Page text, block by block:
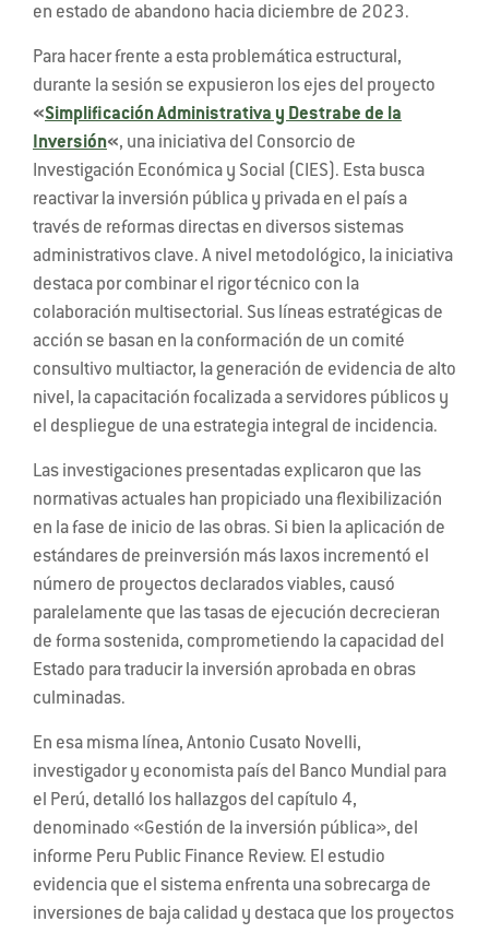
en estado de abandono hacia diciembre de 2023.
Para hacer frente a esta problemática estructural,
durante la sesión se expusieron los ejes del proyecto
«Simplificación Administrativa y Destrabe de la
Inversión«, una iniciativa del Consorcio de
Investigación Económica y Social (CIES). Esta busca
reactivar la inversión pública y privada en el país a
través de reformas directas en diversos sistemas
administrativos clave. A nivel metodológico, la iniciativa
destaca por combinar el rigor técnico con la
colaboración multisectorial. Sus líneas estratégicas de
acción se basan en la conformación de un comité
consultivo multiactor, la generación de evidencia de alto
nivel, la capacitación focalizada a servidores públicos y
el despliegue de una estrategia integral de incidencia.
Las investigaciones presentadas explicaron que las
normativas actuales han propiciado una flexibilización
en la fase de inicio de las obras. Si bien la aplicación de
estándares de preinversión más laxos incrementó el
número de proyectos declarados viables, causó
paralelamente que las tasas de ejecución decrecieran
de forma sostenida, comprometiendo la capacidad del
Estado para traducir la inversión aprobada en obras
culminadas.
En esa misma línea, Antonio Cusato Novelli,
investigador y economista país del Banco Mundial para
el Perú, detalló los hallazgos del capítulo 4,
denominado «Gestión de la inversión pública», del
informe Peru Public Finance Review. El estudio
evidencia que el sistema enfrenta una sobrecarga de
inversiones de baja calidad y destaca que los proyectos